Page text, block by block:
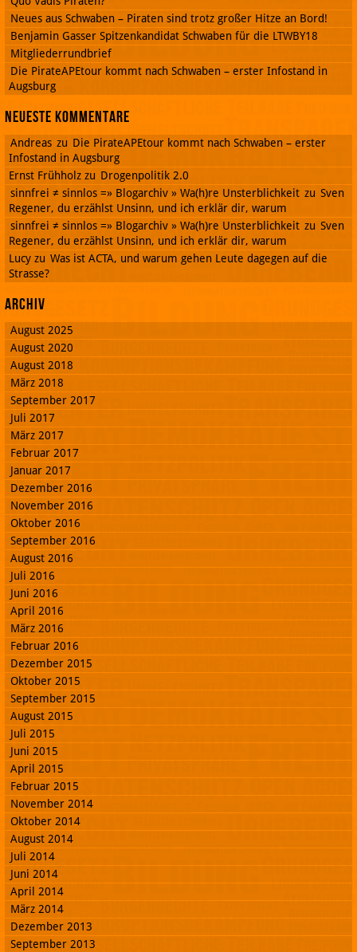
Neues aus Schwaben – Piraten sind trotz großer Hitze an Bord!
Benjamin Gasser Spitzenkandidat Schwaben für die LTWBY18
Mitgliederrundbrief
Die PirateAPEtour kommt nach Schwaben – erster Infostand in
Augsburg
Neueste Kommentare
Andreas zu Die PirateAPEtour kommt nach Schwaben – erster
Infostand in Augsburg
Ernst Frühholz zu Drogenpolitik 2.0
sinnfrei ≠ sinnlos =» Blogarchiv » Wa(h)re Unsterblichkeit zu Sven
Regener, du erzählst Unsinn, und ich erklär dir, warum
sinnfrei ≠ sinnlos =» Blogarchiv » Wa(h)re Unsterblichkeit zu Sven
Regener, du erzählst Unsinn, und ich erklär dir, warum
Lucy zu Was ist ACTA, und warum gehen Leute dagegen auf die
Strasse?
Archiv
August 2025
August 2020
August 2018
März 2018
September 2017
Juli 2017
März 2017
Februar 2017
Januar 2017
Dezember 2016
November 2016
Oktober 2016
September 2016
August 2016
Juli 2016
Juni 2016
April 2016
März 2016
Februar 2016
Dezember 2015
Oktober 2015
September 2015
August 2015
Juli 2015
Juni 2015
April 2015
Februar 2015
November 2014
Oktober 2014
August 2014
Juli 2014
Juni 2014
April 2014
März 2014
Dezember 2013
September 2013